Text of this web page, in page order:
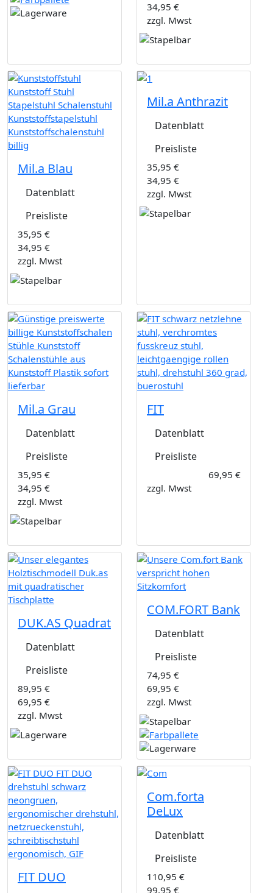
34,95 €
zzgl. Mwst
Mil.a Blau
Datenblatt
Preisliste
35,95 €
34,95 €
zzgl. Mwst
Mil.a Anthrazit
Datenblatt
Preisliste
35,95 €
34,95 €
zzgl. Mwst
Mil.a Grau
Datenblatt
Preisliste
35,95 €
34,95 €
zzgl. Mwst
FIT
Datenblatt
Preisliste
69,95 €
zzgl. Mwst
DUK.AS Quadrat
Datenblatt
Preisliste
89,95 €
69,95 €
zzgl. Mwst
COM.FORT Bank
Datenblatt
Preisliste
74,95 €
69,95 €
zzgl. Mwst
FIT DUO
Com.forta
DeLux
Datenblatt
Preisliste
110,95 €
99,95 €